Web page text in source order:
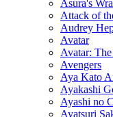
Asura's
Attack of
Audrey
Avatar
Avatar:
Avengers
Aya Kato
Ayakashi
Ayashi no
Ayatsuri